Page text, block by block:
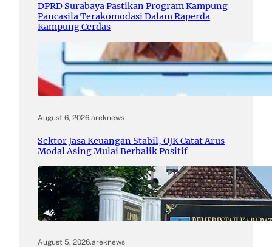
DPRD Surabaya Pastikan Program Kampung
Pancasila Terakomodasi Dalam Raperda
Kampung Cerdas
August 6, 2026.areknews
Sektor Jasa Keuangan Stabil, OJK Catat Arus
Modal Asing Mulai Berbalik Positif
August 5, 2026.areknews